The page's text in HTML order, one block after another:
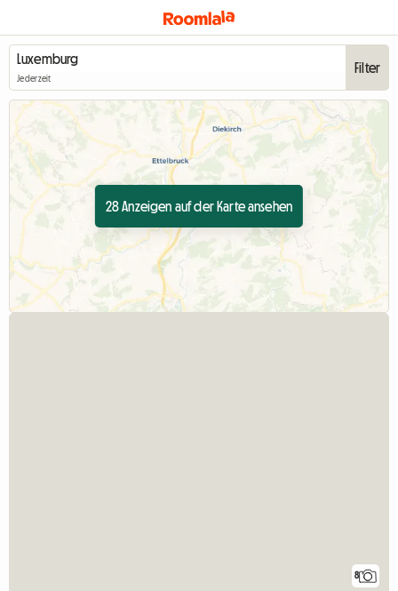
Jederzeit
Filter
28 Anzeigen auf der Karte ansehen
8